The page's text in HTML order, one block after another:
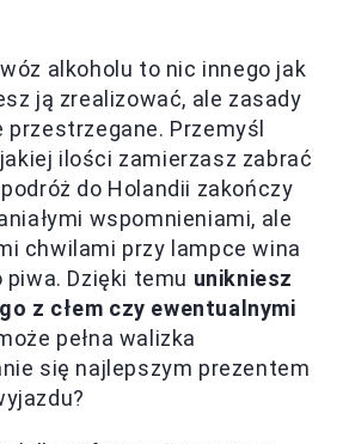
alkoholu to nic innego jak
ją zrealizować, ale zasady
Przemyśl
ilości zamierzasz zabrać
do Holandii zakończy
wspomnieniami, ale
chwilami przy lampce wina
piwa. Dzięki temu unikniesz
z cłem czy ewentualnymi
pełna walizka
się najlepszym prezentem